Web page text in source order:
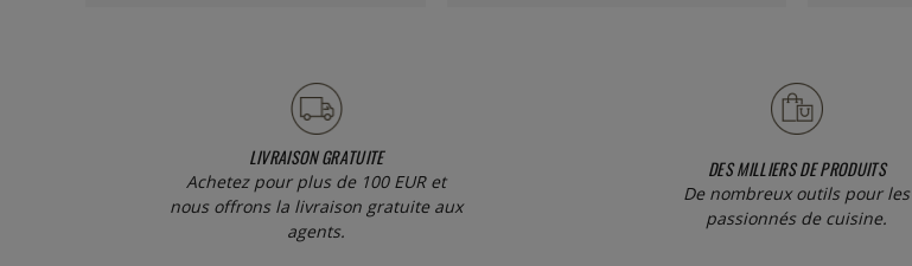
LIVRAISON GRATUITE
Achetez pour plus de 100 EUR et
nous offrons la livraison gratuite aux
agents.
DES MILLIERS DE PRODUITS
De nombreux outils pour les
passionnés de cuisine.